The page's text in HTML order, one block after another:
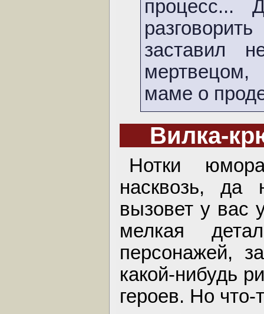
процесс...
заставил
мертвецом,
маме о
Вилка-
Нотки
насквозь,
вызовет у вас
мелкая
персонажей,
какой-нибудь
героев. Но что-